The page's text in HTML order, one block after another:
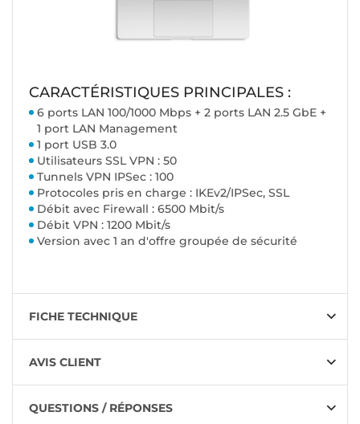
CARACTÉRISTIQUES PRINCIPALES :
6 ports LAN 100/1000 Mbps + 2 ports LAN 2.5 GbE +
1 port LAN Management
1 port USB 3.0
Utilisateurs SSL VPN : 50
Tunnels VPN IPSec : 100
Protocoles pris en charge : IKEv2/IPSec, SSL
Débit avec Firewall : 6500 Mbit/s
Débit VPN : 1200 Mbit/s
Version avec 1 an d'offre groupée de sécurité
FICHE TECHNIQUE
AVIS CLIENT
QUESTIONS / RÉPONSES